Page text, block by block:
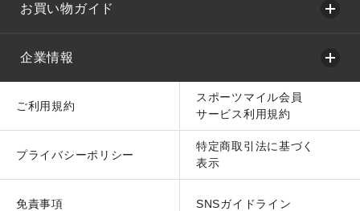
お買い物ガイド
企業情報
ご利用規約
スポーツマイル会員
サービス利用規約
プライバシーポリシー
特定商取引法に基づく
表示
免責事項 SNSガイドライン